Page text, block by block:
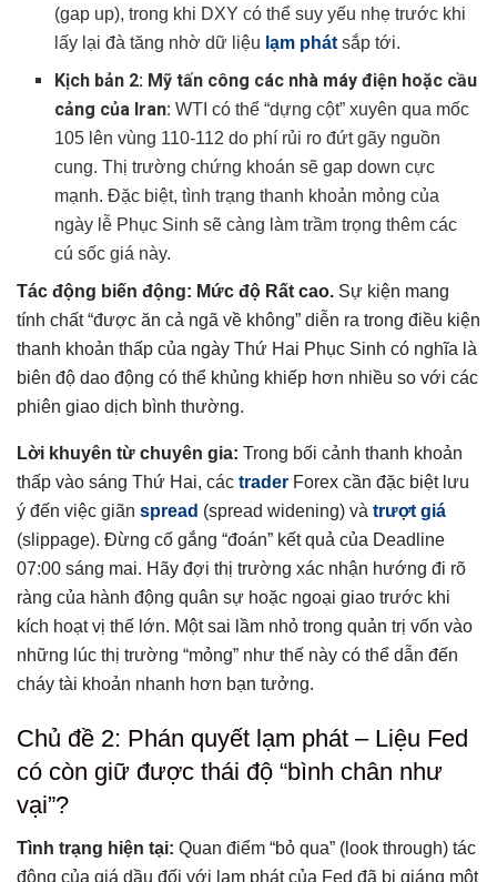
(gap up), trong khi DXY có thể suy yếu nhẹ trước khi
lấy lại đà tăng nhờ dữ liệu lạm phát sắp tới.
Kịch bản 2: Mỹ tấn công các nhà máy điện hoặc cầu
cảng của Iran: WTI có thể “dựng cột” xuyên qua mốc
105 lên vùng 110-112 do phí rủi ro đứt gãy nguồn
cung. Thị trường chứng khoán sẽ gap down cực
mạnh. Đặc biệt, tình trạng thanh khoản mỏng của
ngày lễ Phục Sinh sẽ càng làm trầm trọng thêm các
cú sốc giá này.
Tác động biến động: Mức độ Rất cao. Sự kiện mang
tính chất “được ăn cả ngã về không” diễn ra trong điều kiện
thanh khoản thấp của ngày Thứ Hai Phục Sinh có nghĩa là
biên độ dao động có thể khủng khiếp hơn nhiều so với các
phiên giao dịch bình thường.
Lời khuyên từ chuyên gia: Trong bối cảnh thanh khoản
thấp vào sáng Thứ Hai, các trader Forex cần đặc biệt lưu
ý đến việc giãn spread (spread widening) và trượt giá
(slippage). Đừng cố gắng “đoán” kết quả của Deadline
07:00 sáng mai. Hãy đợi thị trường xác nhận hướng đi rõ
ràng của hành động quân sự hoặc ngoại giao trước khi
kích hoạt vị thế lớn. Một sai lầm nhỏ trong quản trị vốn vào
những lúc thị trường “mỏng” như thế này có thể dẫn đến
cháy tài khoản nhanh hơn bạn tưởng.
Chủ đề 2: Phán quyết lạm phát – Liệu Fed
có còn giữ được thái độ “bình chân như
vại”?
Tình trạng hiện tại: Quan điểm “bỏ qua” (look through) tác
động của giá dầu đối với lạm phát của Fed đã bị giáng một